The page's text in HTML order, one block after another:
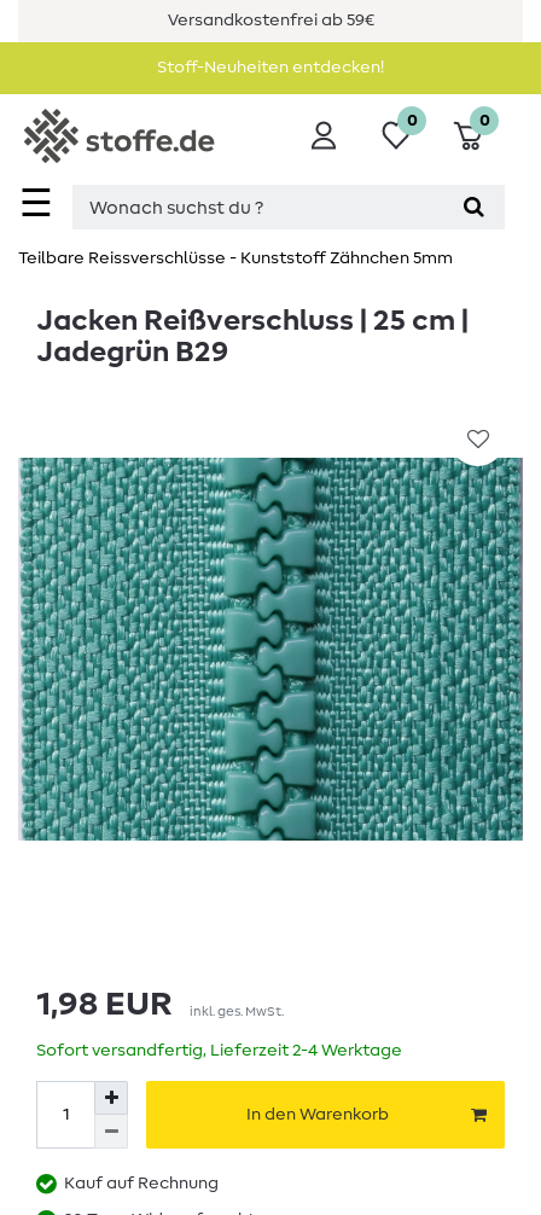
Versandkostenfrei ab 59€
Stoff-Neuheiten entdecken!
☰
0 0
Teilbare Reissverschlüsse - Kunststoff Zähnchen 5mm
Jacken Reißverschluss | 25 cm |
Jadegrün B29
1,98 EUR inkl. ges. MwSt.
Sofort versandfertig, Lieferzeit 2-4 Werktage
In den Warenkorb
Kauf auf Rechnung